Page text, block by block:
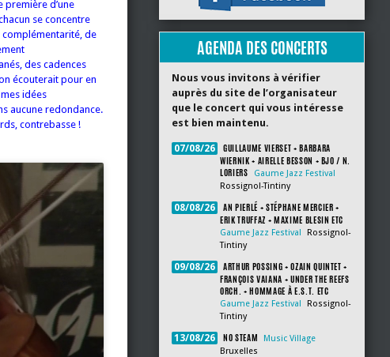
première d’une
se concentre
complémentarité, de
des cadences
écouterait pour en
idées
aucune redondance.
contrebasse !
AGENDA DES CONCERTS
Nous vous invitons à vérifier
auprès du site de l’organisateur
que le concert qui vous intéresse
est bien maintenu.
07/08/26
GUILLAUME VIERSET + BARBARA
WIERNIK + AIRELLE BESSON + BJO / N.
LORIERS
Gaume Jazz Festival
Rossignol-Tintiny
08/08/26
AN PIERLÉ + STÉPHANE MERCIER +
ERIK TRUFFAZ + MAXIME BLESIN ETC
Gaume Jazz Festival
Rossignol-
Tintiny
09/08/26
ARTHUR POSSING + OZAIN QUINTET +
FRANÇOIS VAIANA + UNDER THE REEFS
ORCH. + HOMMAGE À E.S.T. ETC
Gaume Jazz Festival
Rossignol-
Tintiny
13/08/26 NO STEAM
Music Village
Bruxelles